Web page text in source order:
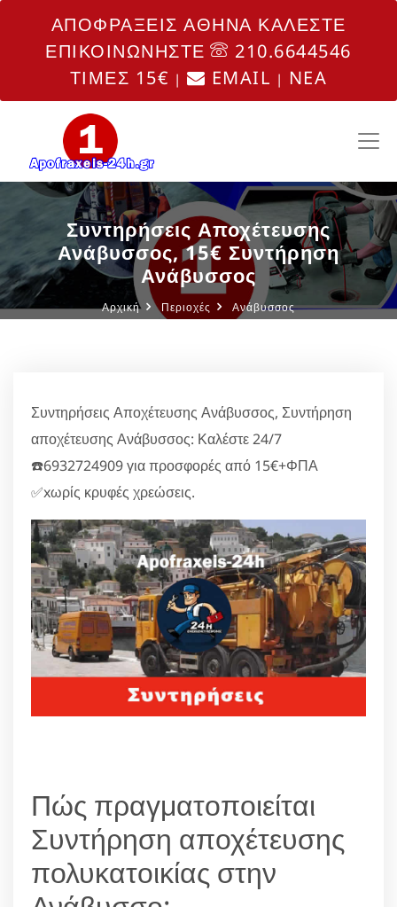
ΑΠΟΦΡΑΞΕΙΣ ΑΘΗΝΑ ΚΑΛΕΣΤΕ
ΕΠΙΚΟΙΝΩΝΗΣΤΕ
210.6644546
ΤΙΜΕΣ 15€ | EMAIL | NEA
Συντηρήσεις Αποχέτευσης
Ανάβυσσος, 15€ Συντήρηση
Ανάβυσσος
Αρχική Περιοχές Ανάβυσσος
Συντηρήσεις Αποχέτευσης Ανάβυσσος, Συντήρηση
αποχέτευσης Ανάβυσσος: Καλέστε 24/7
☎️6932724909 για προσφορές από 15€+ΦΠΑ
✅xωρίς κρυφές χρεώσεις.
Πώς πραγματοποιείται
Συντήρηση αποχέτευσης
πολυκατοικίας στην